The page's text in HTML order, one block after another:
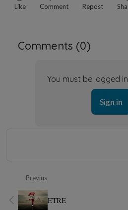
Like Comment Repost
Comments (0)
You must be logged
Sign in
Previus
ETRE